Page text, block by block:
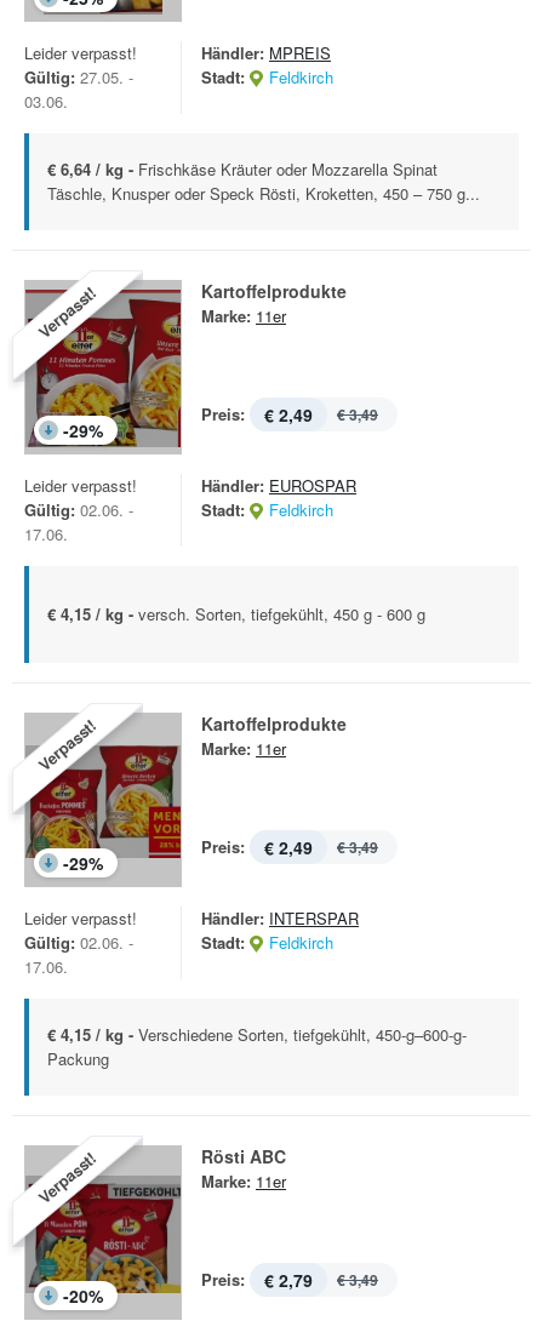
Leider verpasst!
Gültig: 27.05. -
03.06.
Händler: MPREIS
Stadt:
Feldkirch
€ 6,64 / kg - Frischkäse Kräuter oder Mozzarella Spinat
Täschle, Knusper oder Speck Rösti, Kroketten, 450 – 750 g...
Verpasst!
-29%
Kartoffelprodukte
Marke: 11er
Preis: € 2,49 € 3,49
Leider verpasst!
Gültig: 02.06. -
17.06.
Händler: EUROSPAR
Stadt:
Feldkirch
€ 4,15 / kg - versch. Sorten, tiefgekühlt, 450 g - 600 g
Verpasst!
-29%
Kartoffelprodukte
Marke: 11er
Preis: € 2,49 € 3,49
Leider verpasst!
Gültig: 02.06. -
17.06.
Händler: INTERSPAR
Stadt:
Feldkirch
€ 4,15 / kg - Verschiedene Sorten, tiefgekühlt, 450-g–600-g-
Packung
Verpasst!
-20%
Rösti ABC
Marke: 11er
Preis: € 2,79 € 3,49